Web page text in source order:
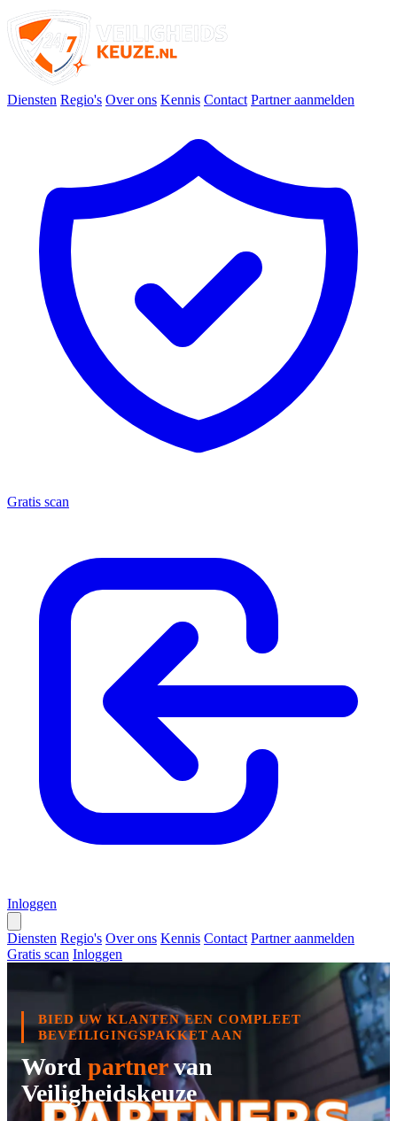
Diensten Regio's Over ons Kennis Contact Partner aanmelden
Gratis scan
Inloggen
Diensten Regio's Over ons Kennis Contact Partner aanmelden
Gratis scan Inloggen
BIED UW KLANTEN EEN COMPLEET
BEVEILIGINGSPAKKET AAN
Word partnervan
Veiligheidskeuze